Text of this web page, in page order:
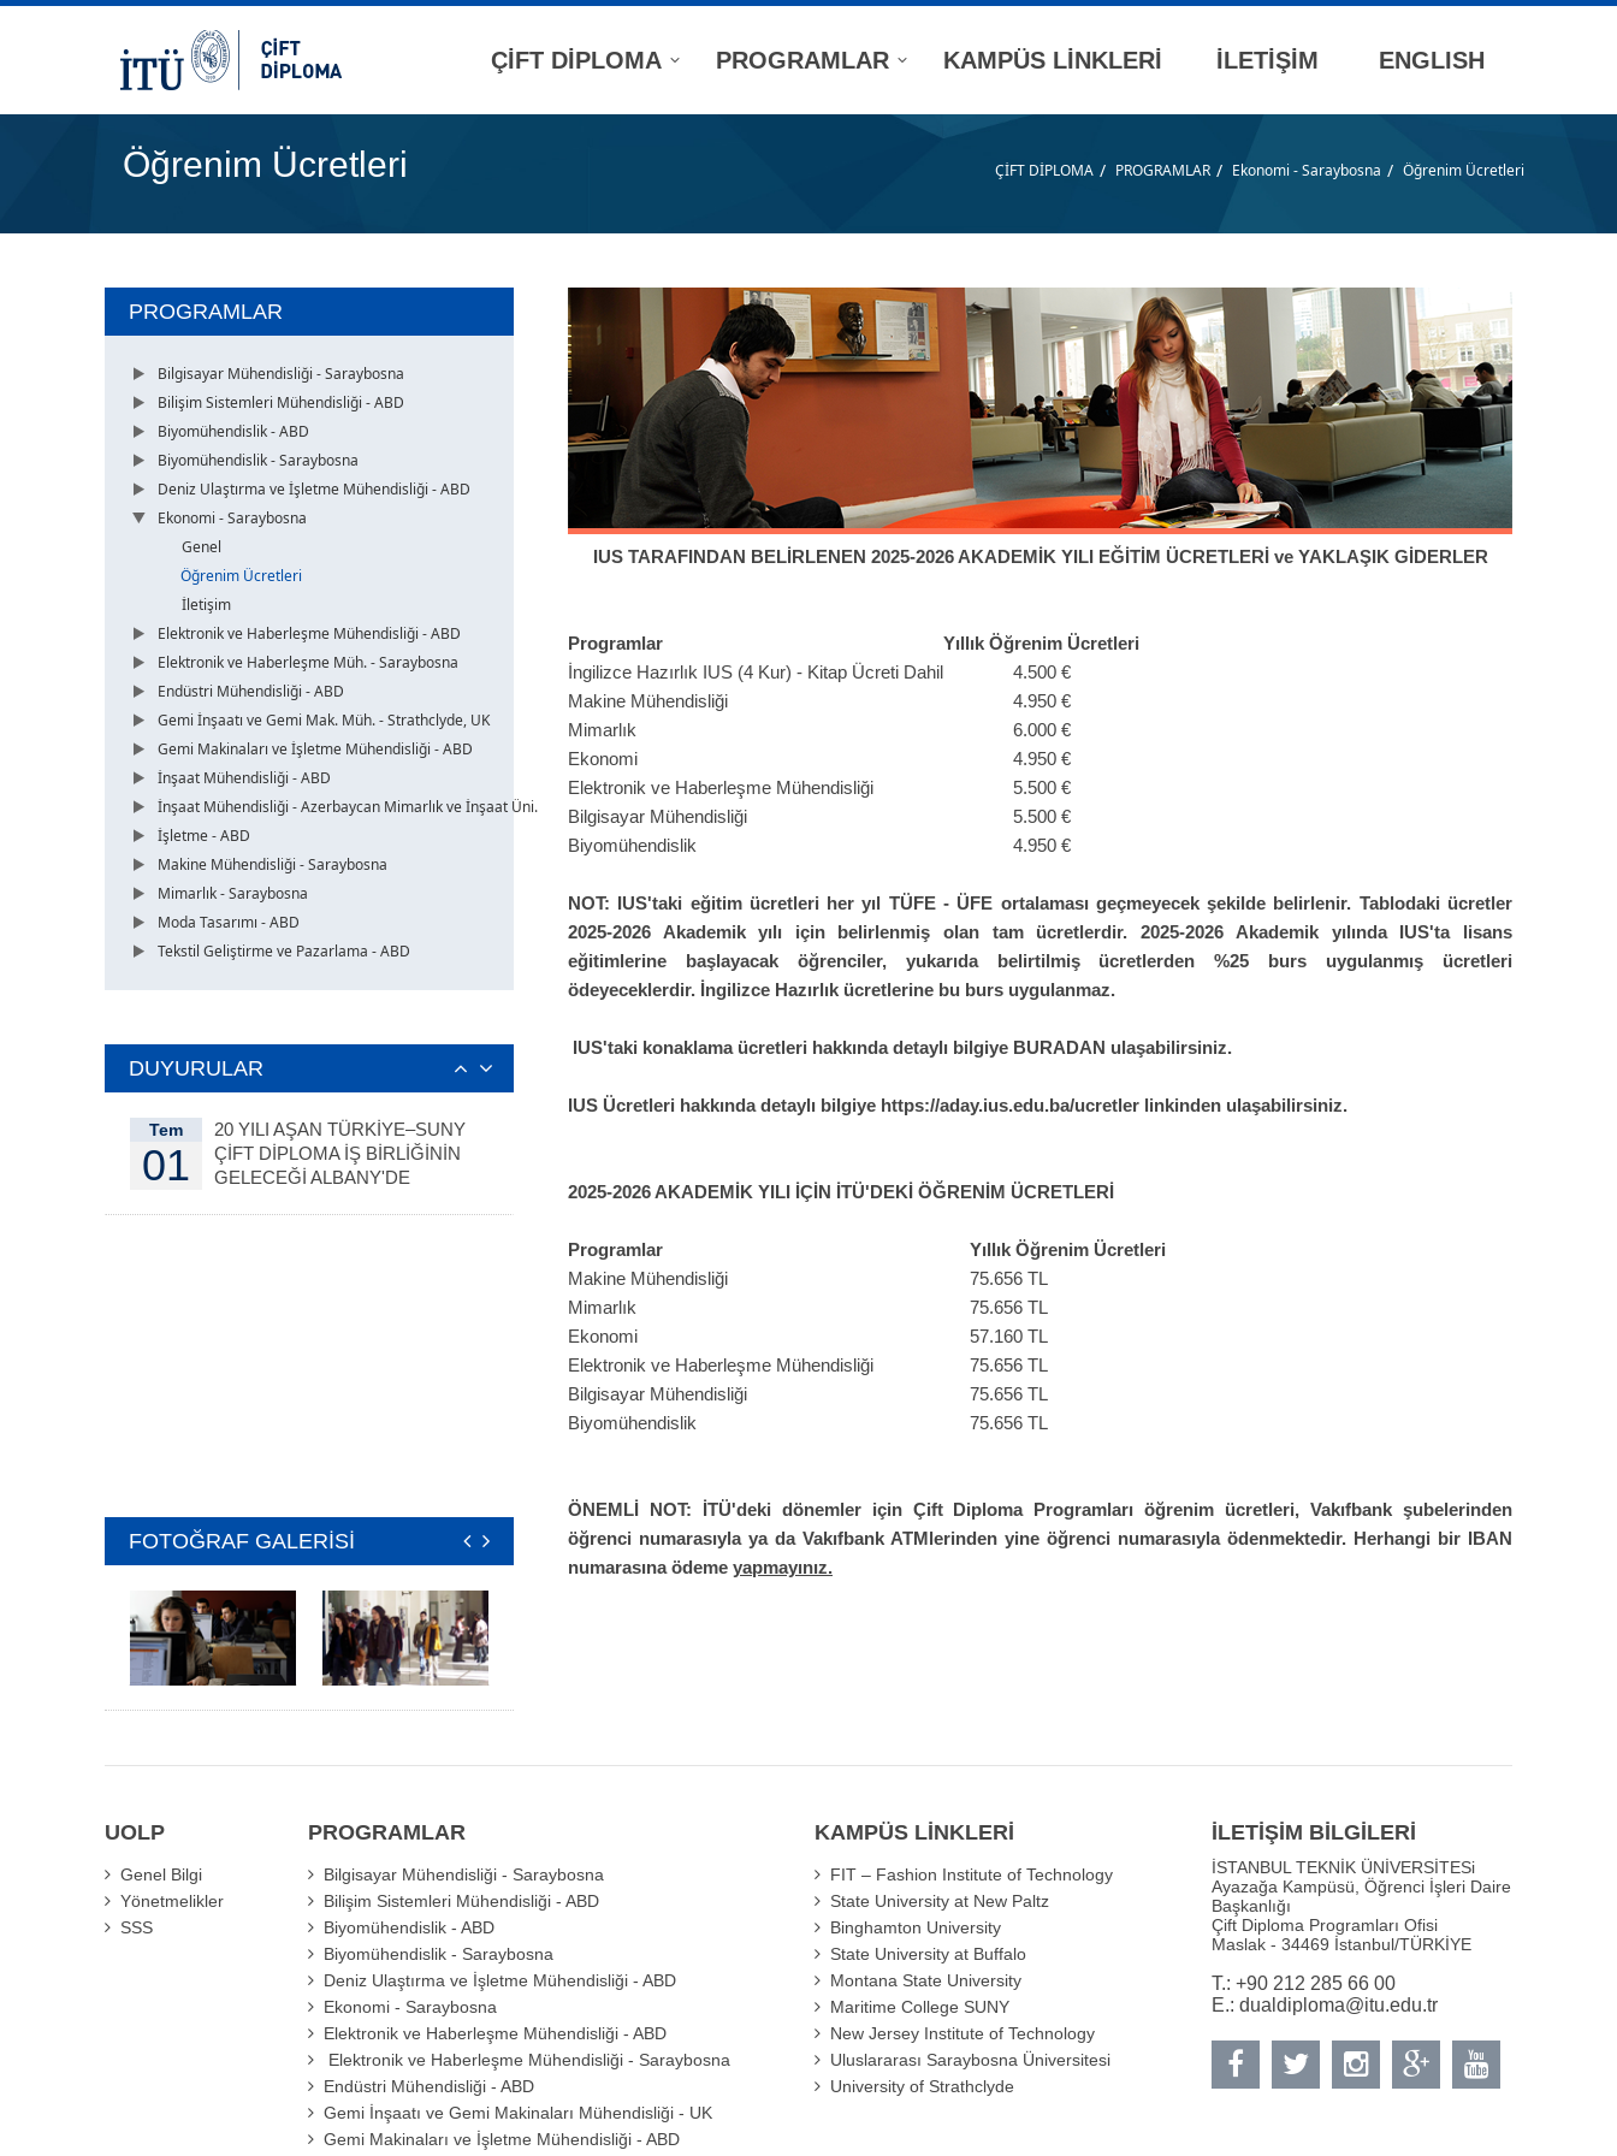
ENGLISH
ÇİFT DİPLOMA PROGRAMLAR KAMPÜS LİNKLERİ İLETİŞİM
Öğrenim Ücretleri ÇİFT DİPLOMA / PROGRAMLAR / Ekonomi - Saraybosna / Öğrenim Ücretleri
PROGRAMLAR
Bilgisayar Mühendisliği - Saraybosna
Bilişim Sistemleri Mühendisliği - ABD
Biyomühendislik - ABD
Biyomühendislik - Saraybosna
Deniz Ulaştırma ve İşletme Mühendisliği - ABD
Ekonomi - Saraybosna
Genel
Öğrenim Ücretleri
İletişim
Elektronik ve Haberleşme Mühendisliği - ABD
Elektronik ve Haberleşme Müh. - Saraybosna
Endüstri Mühendisliği - ABD
Gemi İnşaatı ve Gemi Mak. Müh. - Strathclyde, UK
Gemi Makinaları ve İşletme Mühendisliği - ABD
İnşaat Mühendisliği - ABD
İnşaat Mühendisliği - Azerbaycan Mimarlık ve İnşaat Üni.
İşletme - ABD
Makine Mühendisliği - Saraybosna
Mimarlık - Saraybosna
Moda Tasarımı - ABD
Tekstil Geliştirme ve Pazarlama - ABD
DUYURULAR
Tem
01
20 YILI AŞAN TÜRKİYE–SUNY
ÇİFT DİPLOMA İŞ BİRLİĞİNİN
GELECEĞİ ALBANY'DE
FOTOĞRAF GALERİSİ
IUS TARAFINDAN BELİRLENEN 2025-2026 AKADEMİK YILI EĞİTİM ÜCRETLERİ ve YAKLAŞIK GİDERLER
Programlar
Yıllık Öğrenim Ücretleri
İngilizce Hazırlık IUS (4 Kur) - Kitap Ücreti Dahil
4.500 €
Makine Mühendisliği
4.950 €
Mimarlık
6.000 €
Ekonomi
4.950 €
Elektronik ve Haberleşme Mühendisliği
5.500 €
Bilgisayar Mühendisliği
5.500 €
Biyomühendislik
4.950 €
NOT: IUS'taki eğitim ücretleri her yıl TÜFE - ÜFE ortalaması geçmeyecek şekilde belirlenir. Tablodaki ücretler
2025-2026 Akademik yılı için belirlenmiş olan tam ücretlerdir. 2025-2026Akademik yılında IUS'ta lisans
eğitimlerine başlayacak öğrenciler, yukarıda belirtilmiş ücretlerden %25 burs uygulanmış ücretleri
ödeyeceklerdir. İngilizce Hazırlık ücretlerine bu burs uygulanmaz.
IUS'taki konaklama ücretleri hakkında detaylı bilgiye BURADAN ulaşabilirsiniz.
IUS Ücretleri hakkında detaylı bilgiye https://aday.ius.edu.ba/ucretler linkinden ulaşabilirsiniz.
2025-2026 AKADEMİK YILI İÇİN İTÜ'DEKİ ÖĞRENİM ÜCRETLERİ
Programlar
Yıllık Öğrenim Ücretleri
Makine Mühendisliği
75.656 TL
Mimarlık
75.656 TL
Ekonomi
57.160 TL
Elektronik ve Haberleşme Mühendisliği 75.656 TL
Bilgisayar Mühendisliği
75.656 TL
Biyomühendislik
75.656 TL
ÖNEMLİ NOT: İTÜ'deki dönemler için Çift Diploma Programları öğrenim ücretleri, Vakıfbank şubelerinden
öğrenci numarasıyla ya da Vakıfbank ATMlerinden yine öğrenci numarasıyla ödenmektedir. Herhangi bir IBAN
numarasına ödeme yapmayınız.
UOLP
Genel Bilgi
Yönetmelikler
SSS
PROGRAMLAR
Bilgisayar Mühendisliği - Saraybosna
Bilişim Sistemleri Mühendisliği - ABD
Biyomühendislik - ABD
Biyomühendislik - Saraybosna
Deniz Ulaştırma ve İşletme Mühendisliği - ABD
Ekonomi - Saraybosna
Elektronik ve Haberleşme Mühendisliği - ABD
Elektronik ve Haberleşme Mühendisliği - Saraybosna
Endüstri Mühendisliği - ABD
Gemi İnşaatı ve Gemi Makinaları Mühendisliği - UK
Gemi Makinaları ve İşletme Mühendisliği - ABD
KAMPÜS LİNKLERİ
FIT – Fashion Institute of Technology
State University at New Paltz
Binghamton University
State University at Buffalo
Montana State University
Maritime College SUNY
New Jersey Institute of Technology
Uluslararası Saraybosna Üniversitesi
University of Strathclyde
İLETİŞİM BİLGİLERİ
İSTANBUL TEKNİK ÜNİVERSİTESi
Ayazağa Kampüsü, Öğrenci İşleri Daire
Başkanlığı
Çift Diploma Programları Ofisi
Maslak - 34469 İstanbul/TÜRKİYE
T.: +90 212 285 66 00
E.: dualdiploma@itu.edu.tr